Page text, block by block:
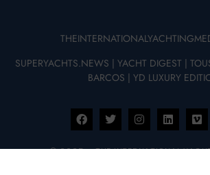
SUPERYACHTS.NEWS | YACHT DIGEST |
BARCOS | YD LUXURY
© 2025 – THE INTERNATIONAL